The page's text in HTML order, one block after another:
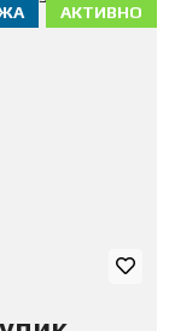
АКТИВНО